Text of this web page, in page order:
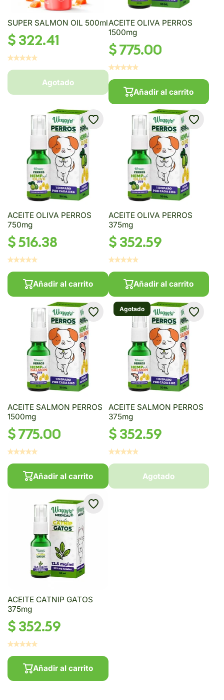
SUPER SALMON OIL 500ml
$ 322.41
Agotado
ACEITE OLIVA PERROS
1500mg
$ 775.00
Añadir al carrito
ACEITE OLIVA PERROS
750mg
$ 516.38
Añadir al carrito
ACEITE OLIVA PERROS
375mg
$ 352.59
Añadir al carrito
ACEITE SALMON PERROS
1500mg
$ 775.00
Añadir al carrito
Agotado
ACEITE SALMON PERROS
375mg
$ 352.59
Agotado
ACEITE CATNIP GATOS
375mg
$ 352.59
Añadir al carrito